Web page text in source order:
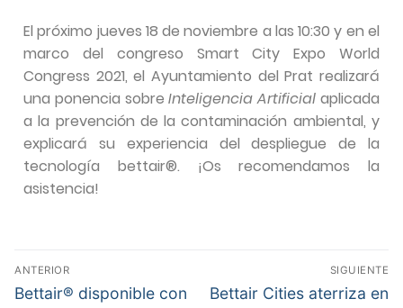
El próximo jueves 18 de noviembre a las 10:30 y en el
marco del congreso Smart City Expo World
Congress 2021, el Ayuntamiento del Prat realizará
una ponencia sobreInteligencia Artificial aplicada
a la prevención de la contaminación ambiental, y
explicará su experiencia del despliegue de la
tecnología bettair®. ¡Os recomendamos la
asistencia!
ANTERIOR
Bettair® disponible con
SIGUIENTE
Bettair Cities aterriza en